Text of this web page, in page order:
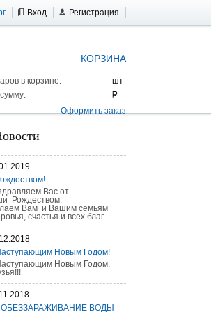
Вход Регистрация
КОРЗИНА
в корзине:
Оформить заказ
Вас от
Рождеством.
Вам и Вашим семьям
счастья и всех благ.
Новым Годом!
Новым Годом,
ВОДЫ